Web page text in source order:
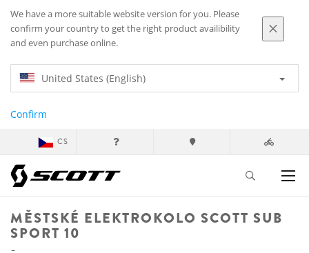
We have a more suitable website version for you. Please
confirm your country to get the right product availibility
and even purchase online.
United States (English)
Confirm
CS
MĚSTSKÉ ELEKTROKOLO SCOTT SUB
SPORT 10